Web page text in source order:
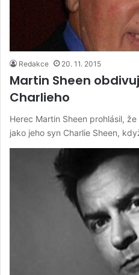
Redakce 20. 11. 2015
Martin Sheen
Charlieho
Herec Martin Sheen prohlásil,
jako jeho syn Charlie Sheen,